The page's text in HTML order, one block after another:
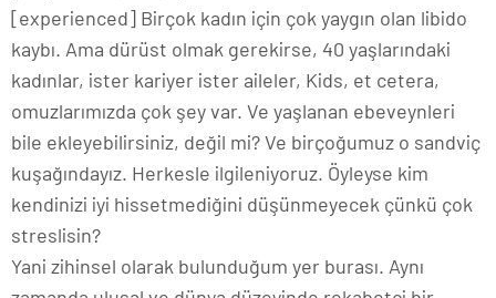
[experienced] Birçok kadın için çok yaygın olan libido
kaybı. Ama dürüst olmak gerekirse, 40 yaşlarındaki
kadınlar, ister kariyer ister aileler, Kids, et cetera,
omuzlarımızda çok şey var. Ve yaşlanan ebeveynleri
bile ekleyebilirsiniz, değil mi? Ve birçoğumuz o sandviç
kuşağındayız. Herkesle ilgileniyoruz. Öyleyse kim
kendinizi iyi hissetmediğini düşünmeyecek çünkü çok
streslisin?
Yani zihinsel olarak bulunduğum yer burası. Aynı